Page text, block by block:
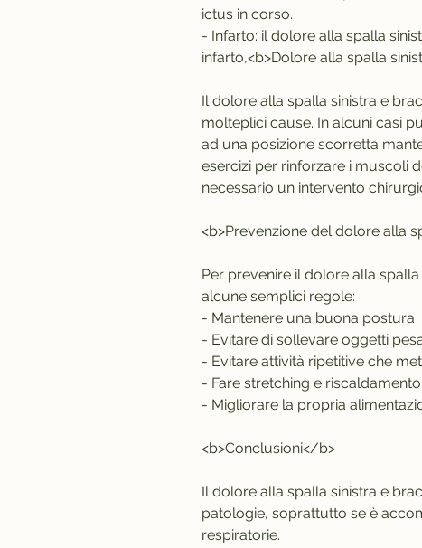
ictus in corso.
- Infarto: il dolore alla spalla
infarto,<b>Dolore alla spalla
Il dolore alla spalla sinistra e
molteplici cause. In alcuni casi
ad una posizione scorretta
esercizi per rinforzare i muscoli
necessario un intervento
<b>Prevenzione del dolore alla
Per prevenire il dolore alla
alcune semplici regole:
- Mantenere una buona postura
- Evitare di sollevare oggetti
- Evitare attività ripetitive che
- Fare stretching e
- Migliorare la propria
<b>Conclusioni</b>
Il dolore alla spalla sinistra e
patologie, soprattutto se è
respiratorie.